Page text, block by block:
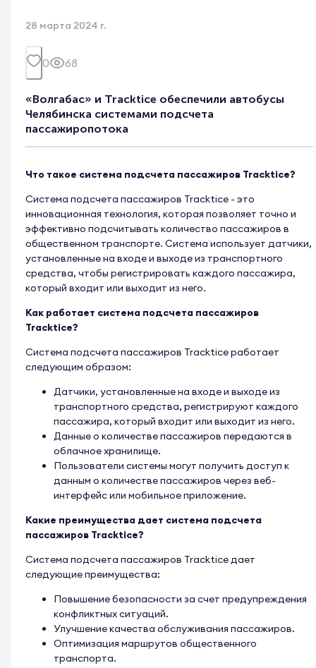
28 марта 2024 г.
0 68
«Волгабас» и Tracktice обеспечили автобусы
Челябинска системами подсчета
пассажиропотока
Что такое система подсчета пассажиров Tracktice?
Система подсчета пассажиров Tracktice - это
инновационная технология, которая позволяет точно и
эффективно подсчитывать количество пассажиров в
общественном транспорте. Система использует датчики,
установленные на входе и выходе из транспортного
средства, чтобы регистрировать каждого пассажира,
который входит или выходит из него.
Как работает система подсчета пассажиров
Tracktice?
Система подсчета пассажиров Tracktice работает
следующим образом:
Датчики, установленные на входе и выходе из
транспортного средства, регистрируют каждого
пассажира, который входит или выходит из него.
Данные о количестве пассажиров передаются в
облачное хранилище.
Пользователи системы могут получить доступ к
данным о количестве пассажиров через веб-
интерфейс или мобильное приложение.
Какие преимущества дает система подсчета
пассажиров Tracktice?
Система подсчета пассажиров Tracktice дает
следующие преимущества:
Повышение безопасности за счет предупреждения
конфликтных ситуаций.
Улучшение качества обслуживания пассажиров.
Оптимизация маршрутов общественного
транспорта.